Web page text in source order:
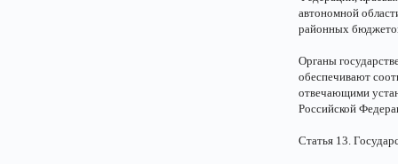
автономной
районных
Органы
обеспечивают
отвечающими
Российской
Статья 13.